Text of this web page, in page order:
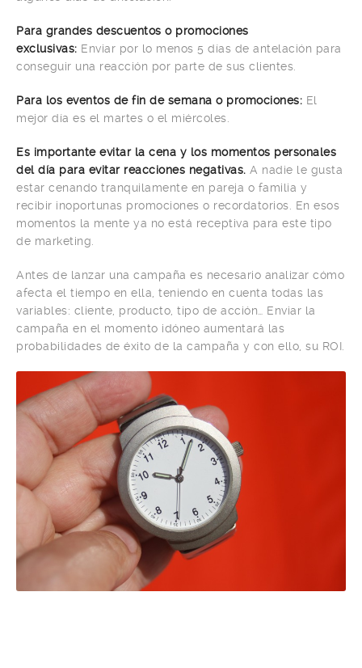
Para grandes descuentos o promociones
exclusivas: Enviar por lo menos 5 días de antelación para
conseguir una reacción por parte de sus clientes.
Para los eventos de fin de semana o promociones: El
mejor día es el martes o el miércoles.
Es importante evitar la cena y los momentos personales
del día para evitar reacciones negativas. A nadie le gusta
estar cenando tranquilamente en pareja o familia y
recibir inoportunas promociones o recordatorios. En esos
momentos la mente ya no está receptiva para este tipo
de marketing.
Antes de lanzar una campaña es necesario analizar cómo
afecta el tiempo en ella, teniendo en cuenta todas las
variables: cliente, producto, tipo de acción… Enviar la
campaña en el momento idóneo aumentará las
probabilidades de éxito de la campaña y con ello, su ROI.